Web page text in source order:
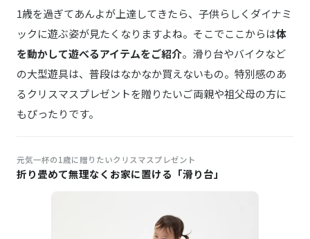
1歳を過ぎてあんよが上達してきたら、子供らしくダイナミ
ックに遊ぶ姿が見たくなりますよね。そこでここからは体
を動かして遊べるアイテムをご紹介。滑り台やバイクなど
の大型遊具は、普段はなかなか買えないもの。特別感のあ
るクリスマスプレゼントを贈りたいご両親や祖父母の方に
もぴったりです。
元気一杯の1歳に贈りたいクリスマスプレゼント
折り畳めて無理なくお家に置ける「滑り台」